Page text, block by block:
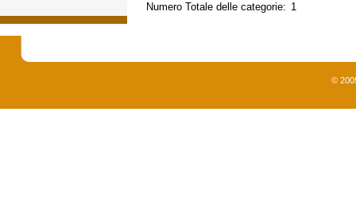
Numero Totale delle categorie: 1
©